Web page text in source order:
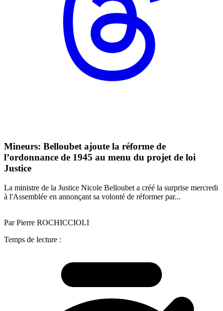
Mineurs: Belloubet ajoute la réforme de
l’ordonnance de 1945 au menu du projet de loi
Justice
La ministre de la Justice Nicole Belloubet a créé la surprise mercredi
à l'Assemblée en annonçant sa volonté de réformer par...
Par Pierre ROCHICCIOLI
Temps de lecture :